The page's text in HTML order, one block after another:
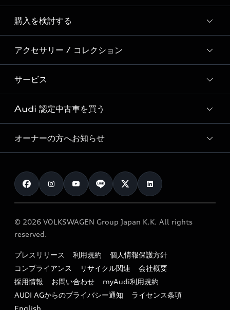
Story of Progress
Audi Sport
Formula 1®
デジタルサービス
ディーラー検索
新車在庫検索
試乗車・展示車検索
見積り依頼
試乗予約
購入を検討する
モデル一覧
特別仕様モデル / 限定モデル
e-tronラインアップ
価格シミュレーション
車両比較
カタログ一覧
アクセサリー / コレクション
純正アクセサリー
オンラインショップ
Audi collection
アウディナビアプリ
サービス
サービス入庫予約
サービスプログラム
メンテナンス
車検 / 定期点検
e-tronアフターサポート
myAudi
Audi 認定中古車を買う
Audi認定中古車
クオリティ
保証
メンテナンス
ファイナンス
キャンペーン / イベント
買取査定
オーナーの方へお知らせ
お知らせ
オーナー様向けキャンペーン
特定整備適用車一覧
リサイクル法
よくある質問（FAQ）
© 2026 VOLKSWAGEN Group Japan K.K. All rights
reserved.
プレスリリース 利用規約
個人情報保護方針
コンプライアンス
リサイクル関連
会社概要
採用情報
お問い合わせ
myAudi利用規約
AUDI AGからのプライバシー通知
ライセンス条項
English